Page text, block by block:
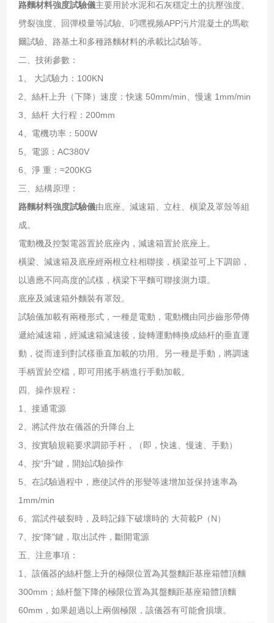
路麵材料強度試驗儀主要用於水泥和石灰穩定土的抗壓強度、
劈裂強度、回彈模量等試驗、叼嘿视频APP污片混凝土的馬歇
爾試驗、路基土和多種路麵材料的承載比試驗等。
二、技術參數：
1、 大試驗力：100KN
2、絲杆上升（下降）速度：快速 50mm/min、慢速 1mm/min
3、絲杆 大行程：200mm
4、電機功率：500W
5、電源：AC380V
6、淨 重：≈200KG
三、結構原理：
路麵材料強度試驗儀由底座、減速箱、立柱、橫梁及罩殼等組
成。
電動機及控製電器置於底座內，減速箱置於底座上。
橫梁、減速箱及底座經兩根立柱相聯接，橫梁並可上下調節，
以適應不同高度的試樣，橫梁下平麵可聯接測力環。
底座及減速箱外麵裝有罩殼。
試驗儀加載有兩種形式，一種是電動，電動機由同步齒形帶傳
遞給減速箱，經減速箱減速後，旋轉運動轉換成絲杆的垂直運
動，從而達到對試樣垂直加載的功用。另一種是手動，將調速
手柄置於空檔，即可用搖手柄進行手動加載。
四、操作規程：
1、接通電源
2、將試件放在儀器的升降台上
3、按實驗規範要求調節手杆，（即，快速、慢速、手動）
4、按“升"鍵，開始試驗操作
5、在試驗過程中，應使試件的形變等速增加並保持速率為
1mm/min
6、當試件破裂時，及時記錄下破壞時的 大荷載P（N）
7、按“降"鍵，取出試件，斷開電源
五、注意事項：
1、該儀器的絲杆盤上升的極限位置為其盤麵距基座箱體頂麵
300mm；絲杆盤下降的極限位置為其盤麵距基座箱體頂麵
60mm，如果超過以上兩個極限，該儀器有可能會損壞。